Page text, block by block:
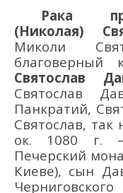
Рака
(Николая)
Миколи
благоверный
Святослав
Святослав
Панкратий,
Святослав,
ок. 1080 г.
Печерский мон
Киеве), сын
Черниговского